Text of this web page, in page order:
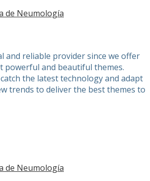
and reliable provider since we offer
powerful and beautiful themes.
the latest technology and adapt
trends to deliver the best themes to